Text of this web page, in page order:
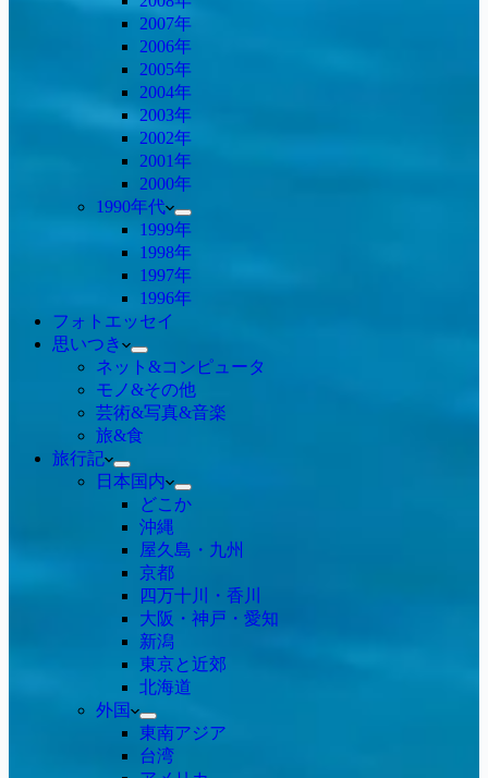
2007年
2006年
2005年
2004年
2003年
2002年
2001年
2000年
1990年代
1999年
1998年
1997年
1996年
フォトエッセイ
思いつき
ネット&コンピュータ
モノ&その他
芸術&写真&音楽
旅&食
旅行記
日本国内
どこか
沖縄
屋久島・九州
京都
四万十川・香川
大阪・神戸・愛知
新潟
東京と近郊
北海道
外国
東南アジア
台湾